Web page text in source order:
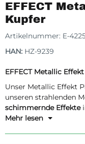
EFFECT
Kupfer
Artikelnummer: E-
HAN: HZ-9239
EFFECT Metallic
Unser Metallic Effekt
unseren strahlenden
schimmernde Effekte
Metallic Effekt
Mehr lesen